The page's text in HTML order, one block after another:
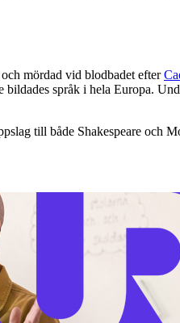
mördad vid blodbadet efter
bildades språk i hela Europa.
till både Shakespeare och